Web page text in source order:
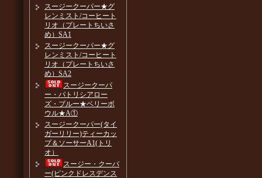
スージークーパー★グ
レンミスト/コーヒート
リオ（プレートちいさ
め）SA1
スージークーパー★グ
レンミスト/コーヒート
リオ（プレートちいさ
め）SA2
スージークーパ
ー・パトリシアロー
ズ・ブルー★ベリーボ
ウル★A①
スージークーパー(タイ
ガーリリー)ティーカッ
プ＆ソーサーA1(トリ
オ）
スージー・クーパ
ー(ピンクドレスデンス